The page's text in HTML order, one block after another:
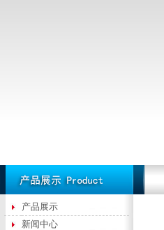
产品展示
新闻中心